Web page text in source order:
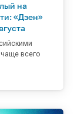
на
«Дзен»
всего